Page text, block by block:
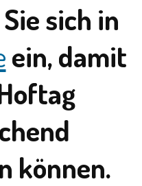
sich in
ein, damit
können.